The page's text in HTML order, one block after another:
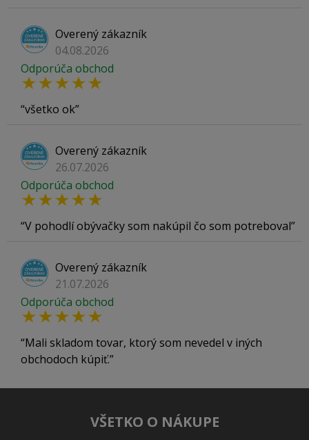
Overený zákazník
04.08.2026
Odporúča obchod
všetko ok
Overený zákazník
26.07.2026
Odporúča obchod
V pohodlí obývačky som nakúpil čo som potreboval
Overený zákazník
21.07.2026
Odporúča obchod
Mali skladom tovar, ktorý som nevedel v iných
obchodoch kúpiť.
VŠETKO O NÁKUPE